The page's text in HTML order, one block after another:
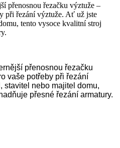
přenosnou řezačku výztuže –
při řezání výztuže. Ať už jste
tento vysoce kvalitní stroj
přenosnou řezačku
vaše potřeby při řezání
stavitel nebo majitel domu,
přesné řezání armatury.